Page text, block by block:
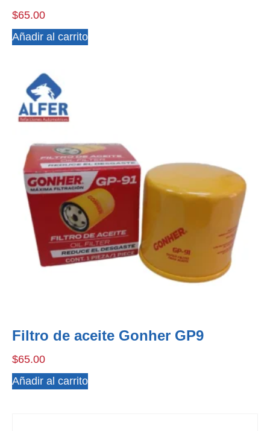
$65.00
Añadir al carrito
Filtro de aceite Gonher GP9
$65.00
Añadir al carrito